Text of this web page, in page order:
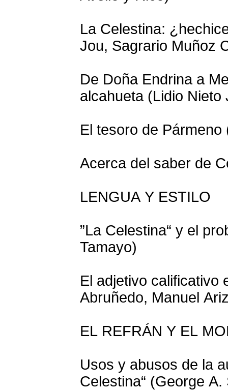
La Celestina:
Jou, Sagrario Muñoz
De Doña Endrina a
alcahueta (Lidio Nieto
El tesoro de
Acerca del saber de
LENGUA Y ESTILO
”La Celestina“ y el
Tamayo)
El adjetivo calificativo
Abruñedo, Manuel
EL REFRÁN Y EL
Usos y abusos de la
Celestina“ (George A.